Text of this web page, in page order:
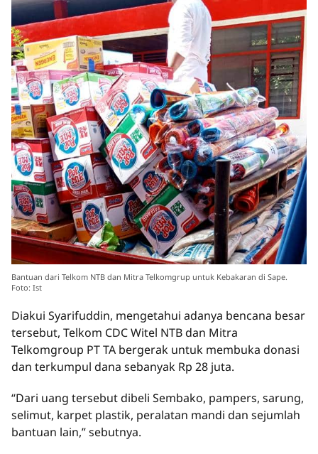
Bantuan dari Telkom NTB dan Mitra Telkomgrup untuk Kebakaran di Sape.
Foto: Ist
Diakui Syarifuddin, mengetahui adanya bencana besar
tersebut, Telkom CDC Witel NTB dan Mitra
Telkomgroup PT TA bergerak untuk membuka donasi
dan terkumpul dana sebanyak Rp 28 juta.
“Dari uang tersebut dibeli Sembako, pampers, sarung,
selimut, karpet plastik, peralatan mandi dan sejumlah
bantuan lain,” sebutnya.